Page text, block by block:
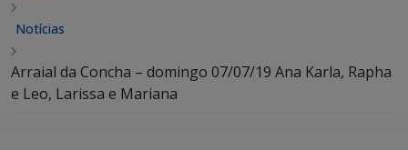
Notícias
Arraial da Concha – domingo 07/07/19 Ana Karla, Rapha
e Leo, Larissa e Mariana